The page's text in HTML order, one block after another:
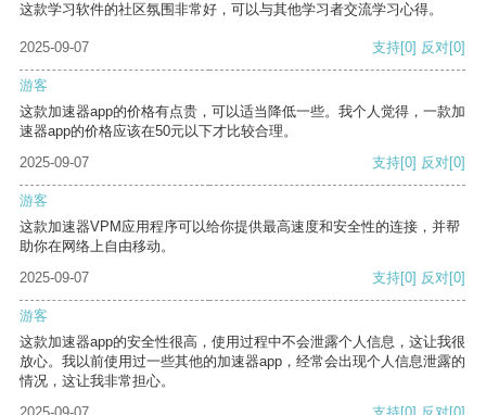
这款学习软件的社区氛围非常好，可以与其他学习者交流学习心得。
2025-09-07 支持[0] 反对[0]
游客
这款加速器app的价格有点贵，可以适当降低一些。我个人觉得，一款加
速器app的价格应该在50元以下才比较合理。
2025-09-07
支持[0] 反对[0]
游客
这款加速器VPM应用程序可以给你提供最高速度和安全性的连接，并帮
助你在网络上自由移动。
2025-09-07
支持[0] 反对[0]
游客
这款加速器app的安全性很高，使用过程中不会泄露个人信息，这让我很
放心。我以前使用过一些其他的加速器app，经常会出现个人信息泄露的
情况，这让我非常担心。